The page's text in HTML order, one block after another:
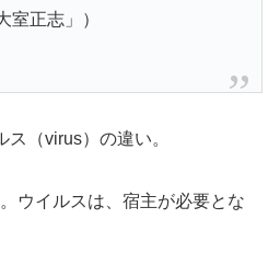
正志」）
（virus）の違い。
ウイルスは、宿主が必要とな